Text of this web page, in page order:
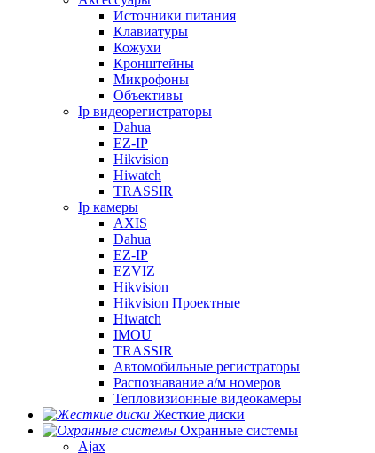
Источники питания
Клавиатуры
Кожухи
Кронштейны
Микрофоны
Объективы
Ip видеорегистраторы
Dahua
EZ-IP
Hikvision
Hiwatch
TRASSIR
Ip камеры
AXIS
Dahua
EZ-IP
EZVIZ
Hikvision
Hikvision Проектные
Hiwatch
IMOU
TRASSIR
Автомобильные регистраторы
Распознавание а/м номеров
Тепловизионные видеокамеры
Жесткие диски
Охранные системы
Ajax